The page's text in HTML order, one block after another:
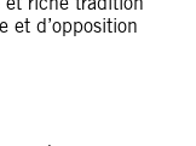
et d’opposition